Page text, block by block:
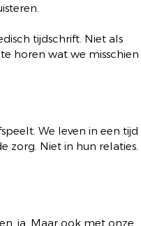
tijdschrift. Niet als
horen wat we misschien
We leven in een tijd
zorg. Niet in hun relaties.
ja. Maar ook met onze